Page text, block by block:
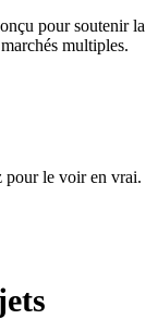
pour soutenir la
multiples.
pour le voir en vrai.